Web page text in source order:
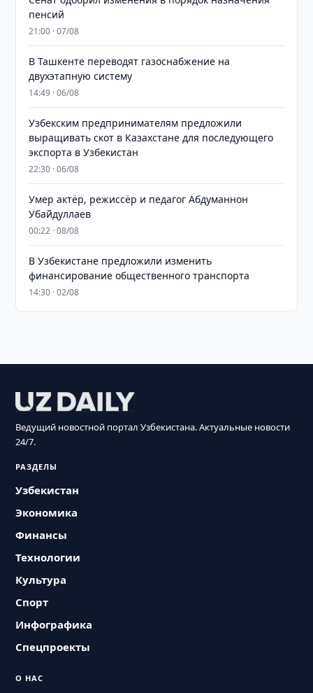
пенсий
21:00 · 07/08
В Ташкенте переводят газоснабжение на
двухэтапную систему
14:49 · 06/08
Узбекским предпринимателям предложили
выращивать скот в Казахстане для последующего
экспорта в Узбекистан
22:30 · 06/08
Умер актёр, режиссёр и педагог Абдуманнон
Убайдуллаев
00:22 · 08/08
В Узбекистане предложили изменить
финансирование общественного транспорта
14:30 · 02/08
Ведущий новостной портал Узбекистана. Актуальные новости
24/7.
РАЗДЕЛЫ
Узбекистан
Экономика
Финансы
Технологии
Культура
Спорт
Инфографика
Спецпроекты
О НАС